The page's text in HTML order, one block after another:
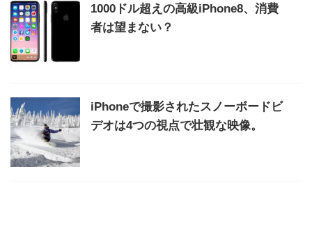
1000ドル超えの高級iPhone8、消費
者は望まない？
iPhoneで撮影されたスノーボードビ
デオは4つの視点で壮観な映像。